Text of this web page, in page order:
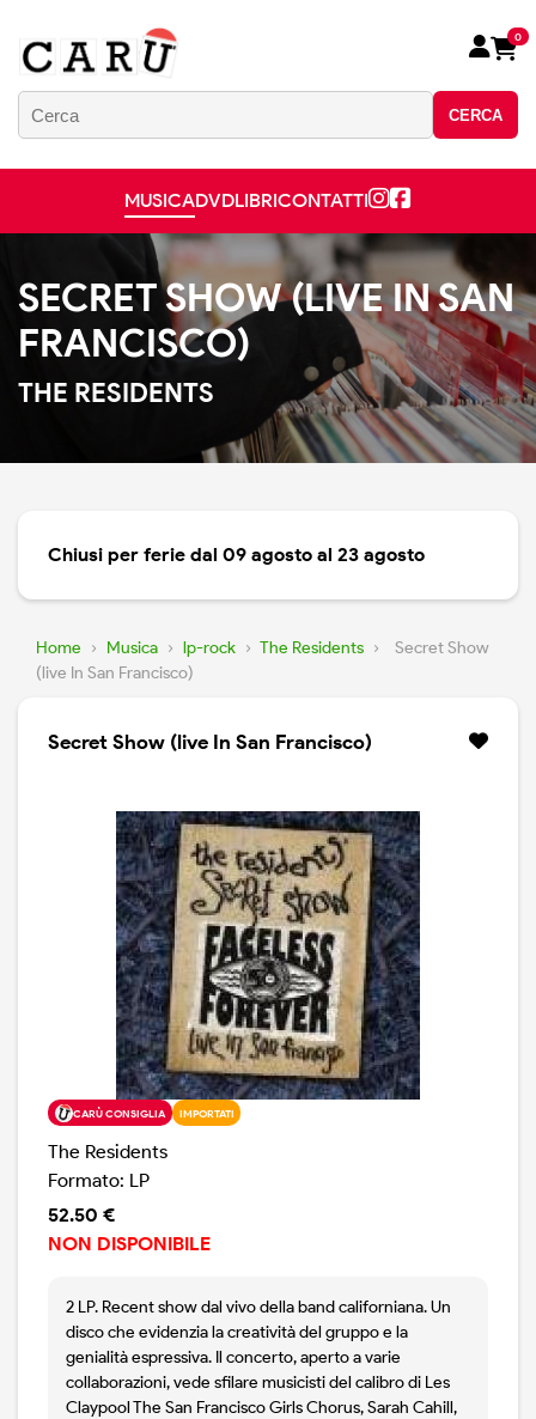
CERCA
0
MUSICADVDLIBRICONTATTI
SECRET SHOW (LIVE IN SAN
FRANCISCO)
THE RESIDENTS
Chiusi per ferie dal 09 agosto al 23 agosto
Home › Musica › lp-rock › The Residents ›
Secret Show
(live In San Francisco)
Secret Show (live In San Francisco)
CARÙ CONSIGLIA IMPORTATI
The Residents
Formato: LP
52.50 €
NON DISPONIBILE
2 LP. Recent show dal vivo della band californiana. Un
disco che evidenzia la creatività del gruppo e la
genialità espressiva. Il concerto, aperto a varie
collaborazioni, vede sfilare musicisti del calibro di Les
Claypool The San Francisco Girls Chorus, Sarah Cahill,